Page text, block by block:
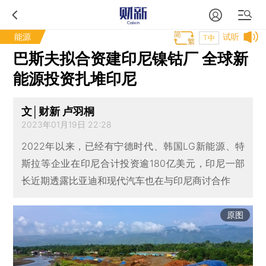
能源 试听
T中
巴斯夫拟合资建印尼镍钴厂 全球新
能源投资扎堆印尼
文│财新 卢羽桐
2023年01月19日 22:28
2022年以来，已经有宁德时代、韩国LG新能源、特
斯拉等企业在印尼合计投资逾180亿美元，印尼一部
长近期透露比亚迪和现代汽车也在与印尼商讨合作
原图